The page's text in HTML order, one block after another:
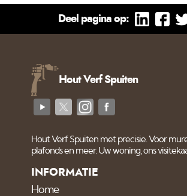
Deel pagina op:
Hout Verf Spuiten
Hout Verf Spuiten met precisie. Voor
plafonds en meer. Uw woning, ons
INFORMATIE
Home